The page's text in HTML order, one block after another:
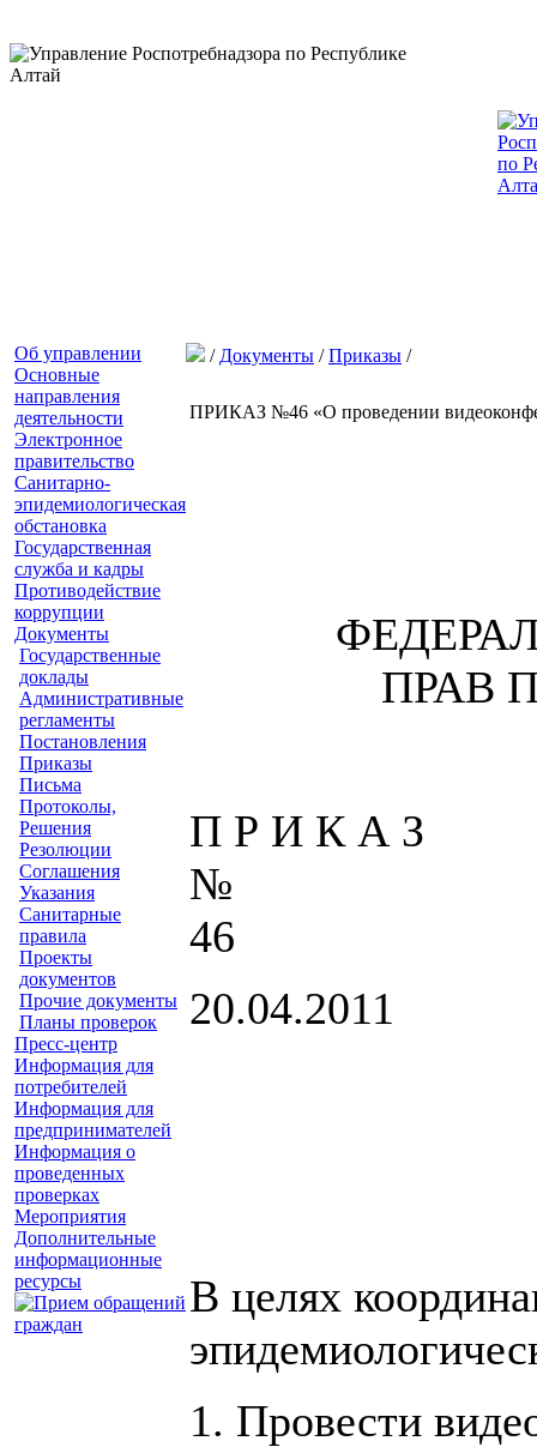
Об управлении
Основные
направления
деятельности
Электронное
правительство
Санитарно-
эпидемиологическая
обстановка
Государственная
служба и кадры
Противодействие
коррупции
Документы
Государственные
доклады
Административные
регламенты
Постановления
Приказы
Письма
Протоколы,
Решения
Резолюции
Соглашения
Указания
Санитарные
правила
Проекты
документов
Прочие документы
Планы проверок
Пресс-центр
Информация для
потребителей
Информация для
предпринимателей
Информация о
проведенных
проверках
Мероприятия
Дополнительные
информационные
ресурсы
/ Документы /Приказы /
ПРИКАЗ №46 «О проведении
ПРАВ
П Р И К А З
46
20.04.2011
В целях
1. Провести